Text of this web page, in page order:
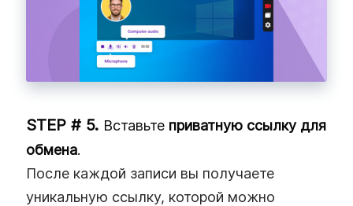
Вставьте приватную ссылку для
обмена.
После каждой записи вы получаете
уникальную ссылку, которой можно